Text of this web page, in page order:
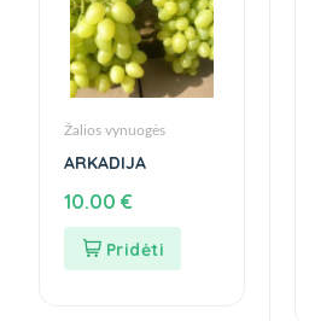
Žalios vynuogės
ARKADIJA
10.00 €